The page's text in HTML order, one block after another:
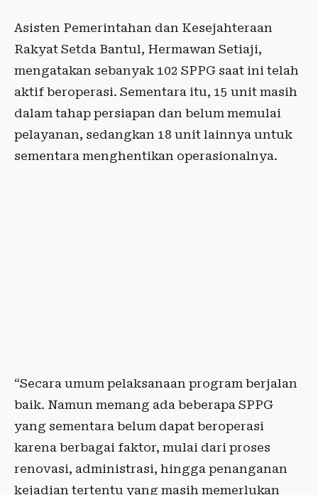
Asisten Pemerintahan dan Kesejahteraan
Rakyat Setda Bantul, Hermawan Setiaji,
mengatakan sebanyak 102 SPPG saat ini telah
aktif beroperasi. Sementara itu, 15 unit masih
dalam tahap persiapan dan belum memulai
pelayanan, sedangkan 18 unit lainnya untuk
sementara menghentikan operasionalnya.
“Secara umum pelaksanaan program berjalan
baik. Namun memang ada beberapa SPPG
yang sementara belum dapat beroperasi
karena berbagai faktor, mulai dari proses
renovasi, administrasi, hingga penanganan
kejadian tertentu yang masih memerlukan